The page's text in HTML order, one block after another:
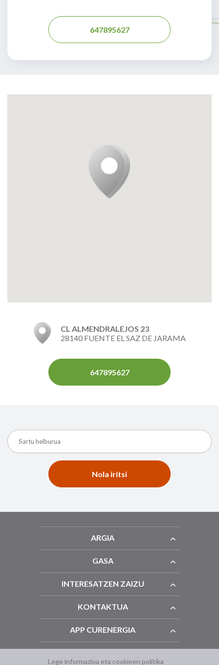
647895627
CL ALMENDRALEJOS 23
28140 FUENTE EL SAZ DE JARAMA
647895627
Nola iritsi
ARGIA
GASA
INTERESATZEN ZAIZU
KONTAKTUA
APP CURENERGIA
Lege informazioa eta cookieen politika